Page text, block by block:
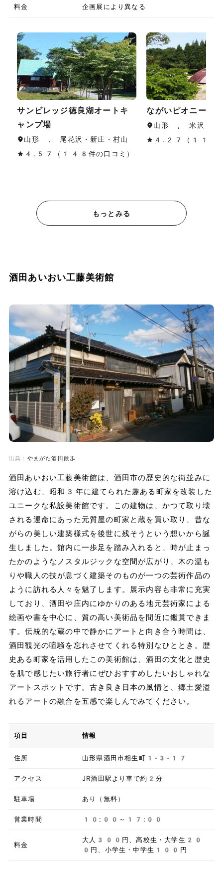
料金 企画展により異なる
サンビレッジ徳良湖オートキ
ャンプ場
山形 , 尾花沢・新庄・村山
4.57（148件の口コミ）
ながいピオニーの
山形 , 米沢・置
4.27（11件の
もっとみる
酒田あいおい工藤美術館
出典： やまがた酒田散歩
酒田あいおい工藤美術館は、酒田市の歴史的な街並みに
溶け込む、昭和3年に建てられた趣ある町家を改装した
ユニークな私設美術館です。この建物は、かつて取り壊
される運命にあった元質屋の町家と蔵を買い取り、昔な
がらの美しい建築様式を後世に残そうという想いから誕
生しました。館内に一歩足を踏み入れると、時が止まっ
たかのようなノスタルジックな空間が広がり、木の温も
りや職人の技が息づく建築そのものが一つの芸術作品の
ように訪れる人々を魅了します。展示内容も非常に充実
しており、酒田や庄内にゆかりのある地元芸術家による
絵画や書を中心に、質の高い美術品を間近に鑑賞できま
す。伝統的な蔵の中で静かにアートと向き合う時間は、
酒田観光の喧騒を忘れさせてくれる特別なひととき。歴
史ある町家を活用したこの美術館は、酒田の文化と歴史
を肌で感じたい旅行者にぜひおすすめしたいおしゃれな
アートスポットです。古き良き日本の風情と、郷土愛溢
れるアートの融合を五感で楽しんでみてください。
項目 情報
住所 山形県酒田市相生町1-3-17
アクセス JR酒田駅より車で約2分
駐車場 あり（無料）
営業時間 10:00～17:00
料金
大人300円、高校生・大学生20
0円、小学生・中学生100円